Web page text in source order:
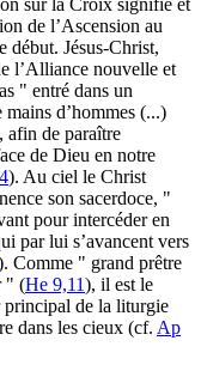
de l’Ascension au
début. Jésus-Christ,
l’Alliance nouvelle et
" entré dans un
mains d’hommes (...)
afin de paraître
de Dieu en notre
). Au ciel le Christ
son sacerdoce, "
pour intercéder en
par lui s’avancent vers
Comme " grand prêtre
" (He 9,11), il est le
principal de la liturgie
dans les cieux (cf. Ap